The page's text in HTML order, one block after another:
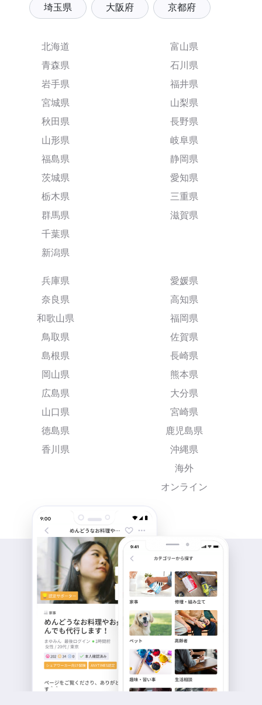
埼玉県 大阪府 京都府
北海道
青森県
岩手県
宮城県
秋田県
山形県
福島県
茨城県
栃木県
群馬県
千葉県
新潟県
富山県
石川県
福井県
山梨県
長野県
岐阜県
静岡県
愛知県
三重県
滋賀県
兵庫県
奈良県
和歌山県
鳥取県
島根県
岡山県
広島県
山口県
徳島県
香川県
愛媛県
高知県
福岡県
佐賀県
長崎県
熊本県
大分県
宮崎県
鹿児島県
沖縄県
海外
オンライン